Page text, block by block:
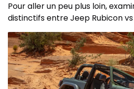
Pour aller un peu plus loin,
distinctifs entre Jeep Rubicon